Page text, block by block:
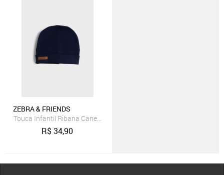
ZEBRA & FRIENDS
Touca Infantil Ribana Canelada Marinho Zebra&Friends
R$34,90